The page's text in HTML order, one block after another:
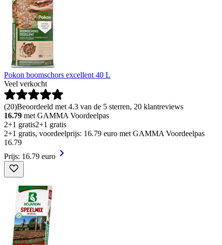
Pokon boomschors excellent 40 L
Veel verkocht
(20)Beoordeeld met 4.3 van de 5 sterren, 20 klantreviews
16.79 met GAMMA Voordeelpas
2+1 gratis2+1 gratis
2+1 gratis, voordeelprijs: 16.79 euro met GAMMA Voordeelpas
16.79
Prijs: 16.79 euro